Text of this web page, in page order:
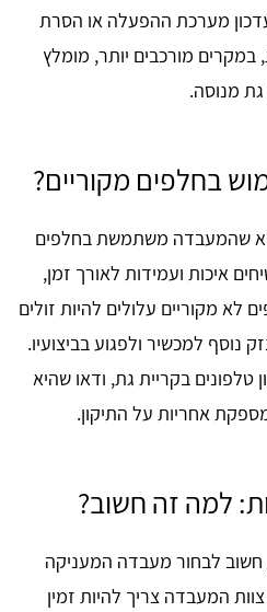
מערכת ההפעלה או הסרת
במקרים מורכבים יותר, מומלץ
גת מנוסה.
בחלפים מקוריים?
שהמעבדה משתמשת בחלפים
איכות ועמידות לאורך זמן,
לא מקוריים עלולים להיות זולים
נוסף למכשיר ולפגוע בביצועיו.
בקריית גת, ודאו שהיא
אחריות על התיקון.
למה זה חשוב?
לבחור מעבדה המעניקה
המעבדה צריך להיות זמין